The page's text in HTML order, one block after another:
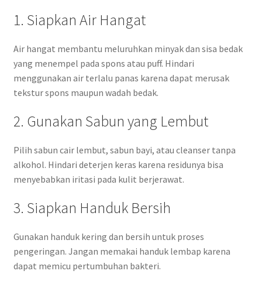
1. Siapkan Air Hangat
Air hangat membantu meluruhkan minyak dan sisa bedak
yang menempel pada spons atau puff. Hindari
menggunakan air terlalu panas karena dapat merusak
tekstur spons maupun wadah bedak.
2. Gunakan Sabun yang Lembut
Pilih sabun cair lembut, sabun bayi, atau cleanser tanpa
alkohol. Hindari deterjen keras karena residunya bisa
menyebabkan iritasi pada kulit berjerawat.
3. Siapkan Handuk Bersih
Gunakan handuk kering dan bersih untuk proses
pengeringan. Jangan memakai handuk lembap karena
dapat memicu pertumbuhan bakteri.